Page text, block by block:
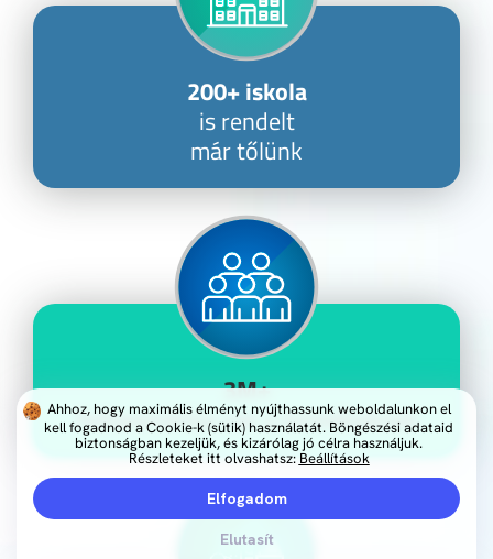
200+ iskola
isrendelt
már tőlünk
3M+
felhasználója van a termékeknek
Ahhoz, hogy maximális élményt nyújthassunk weboldalunkon el
kell fogadnod a Cookie-k (sütik) használatát. Böngészési adataid
biztonságban kezeljük, és kizárólag jó célra használjuk.
Részleteket itt olvashatsz: Beállítások
Elfogadom
Elutasít